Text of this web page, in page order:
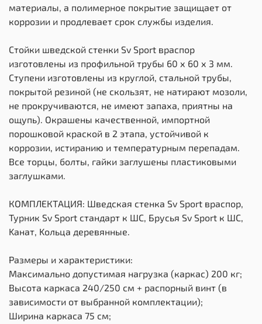
материалы, а полимерное покрытие защищает от
коррозии и продлевает срок службы изделия.
Стойки шведской стенки Sv Sport враспор
изготовлены из профильной трубы 60 х 60 х 3 мм.
Ступени изготовлены из круглой, стальной трубы,
покрытой резиной (не скользят, не натирают мозоли,
не прокручиваются, не имеют запаха, приятны на
ощупь). Окрашены качественной, импортной
порошковой краской в 2 этапа, устойчивой к
коррозии, истиранию и температурным перепадам.
Все торцы, болты, гайки заглушены пластиковыми
заглушками.
КОМПЛЕКТАЦИЯ: Шведская стенка Sv Sport враспор,
Турник Sv Sport стандарт к ШС, Брусья Sv Sport к ШС,
Kанат, Kольца деревянные.
Размеры и характеристики:
Максимально допустимая нагрузка (каркас) 200 кг;
Высота каркаса 240/250 см + распорный винт (в
зависимости от выбранной комплектации);
Ширина каркаса 75 см;